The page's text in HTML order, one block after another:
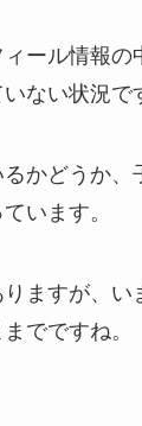
ール情報の
ない状況で
かどうか、
います。
ますが、い
でですね。